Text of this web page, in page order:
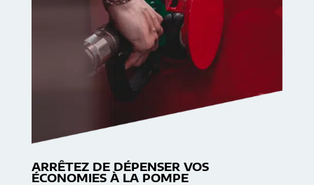
ARRÊTEZ DE DÉPENSER VOS
ÉCONOMIES À LA POMPE